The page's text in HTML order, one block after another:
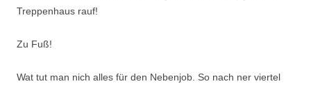
Treppenhaus rauf!
Zu Fuß!
Wat tut man nich alles für den Nebenjob. So nach ner viertel